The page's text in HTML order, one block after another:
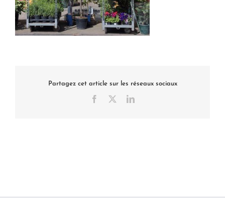
Partagez cet article sur les réseaux sociaux
Facebook LinkedIn